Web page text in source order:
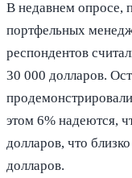
В недавнем опросе,
портфельных
респондентов
30 000 долларов.
этом 6% надеются,
долларов, что
долларов.